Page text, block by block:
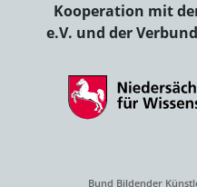
Kooperation mit
e.V. und der
Bund Bildender